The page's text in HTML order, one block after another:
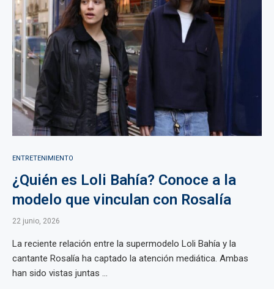
ENTRETENIMIENTO
¿Quién es Loli Bahía? Conoce a la
modelo que vinculan con Rosalía
22 junio, 2026
La reciente relación entre la supermodelo Loli Bahía y la
cantante Rosalía ha captado la atención mediática. Ambas
han sido vistas juntas ...